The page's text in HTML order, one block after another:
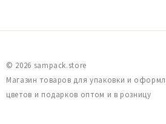
© 2026 sampack.store
Магазин товаров для упаковки и
цветов и подарков оптом и в розницу